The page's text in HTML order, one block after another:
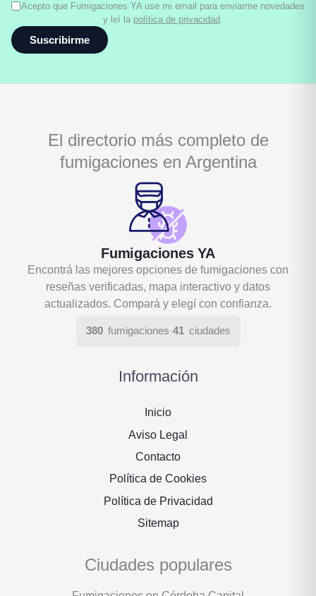
Acepto que Fumigaciones YA use mi email para enviarme novedades
y leí la política de privacidad.
Suscribirme
El directorio más completo de
fumigaciones en Argentina
Fumigaciones YA
Encontrá las mejores opciones de fumigaciones con
reseñas verificadas, mapa interactivo y datos
actualizados. Compará y elegí con confianza.
380 fumigaciones·41 ciudades
Información
Inicio
Aviso Legal
Contacto
Política de Cookies
Política de Privacidad
Sitemap
Ciudades populares